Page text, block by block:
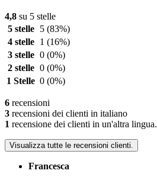
4,8 su 5 stelle
5 stelle
5 (83%)
4 stelle
1 (16%)
3 stelle 0 (0%)
2 stelle 0 (0%)
1 Stelle 0 (0%)
6 recensioni
3 recensioni dei clienti in italiano
1 recensione dei clienti in un'altra lingua.
Visualizza tutte le recensioni clienti.
Francesca